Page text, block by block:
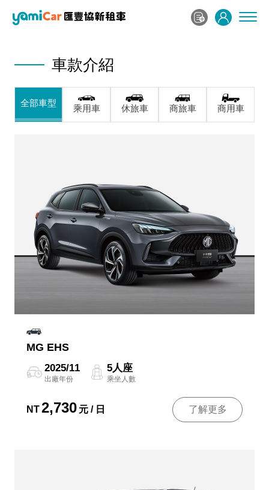
車款介紹
全部車型
乘用車 休旅車 商旅車 商用車
MG EHS
2025/11
出廠年份
5人座
乘坐人數
NT2,730 元 / 日 了解更多